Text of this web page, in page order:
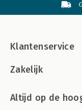
Klantenservice
Zakelijk
Altijd op de